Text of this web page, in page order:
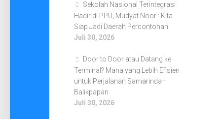
Sekolah Nasional Terintegrasi
Hadir di PPU, Mudyat Noor : Kita
Siap Jadi Daerah Percontohan
Juli 30, 2026
Door to Door atau Datang ke
Terminal? Mana yang Lebih Efisien
untuk Perjalanan Samarinda–
Balikpapan
Juli 30, 2026